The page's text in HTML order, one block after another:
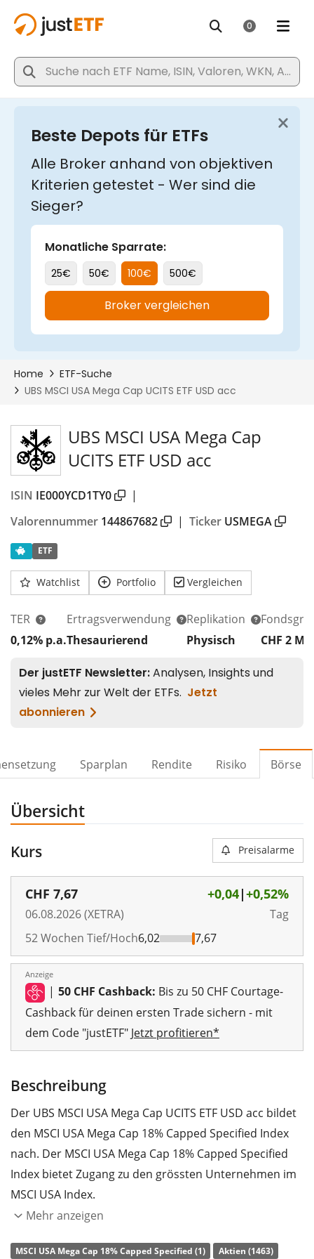
UBS MSCI USA Mega Cap
UCITS ETF USD acc
ISIN IE000YCD1TY0
|
Valorennummer 144867682 | Ticker USMEGA
ETF
Watchlist Portfolio Vergleichen
TER
0,12% p.a.
Ertragsverwendung
Thesaurierend
Replikation
Physisch
CHF 2
Sparplan Rendite Risiko Börse
Übersicht
Kurs Preisalarme
CHF 7,67
06.08.2026 (XETRA)
+0,04|+0,52%
Tag
52 Wochen Tief/Hoch6,02 7,67
Anzeige
| 50 CHF Cashback: Bis zu 50 CHF Courtage-
Cashback für deinen ersten Trade sichern - mit
dem Code "justETF" Jetzt profitieren*
Beschreibung
Der UBS MSCI USA Mega Cap UCITS ETF USD acc bildet
den MSCI USA Mega Cap 18% Capped Specified Index
nach. Der MSCI USA Mega Cap 18% Capped Specified
Index bietet Zugang zu den grössten Unternehmen im
MSCI USA Index.
(Gesamtkostenquote) des ETF liegt bei
p.a.. Der UBS MSCI USA Mega Cap UCITS ETF USD acc
Mehr anzeigen
MSCI USA Mega Cap 18% Capped Specified (1)
Aktien (1463)